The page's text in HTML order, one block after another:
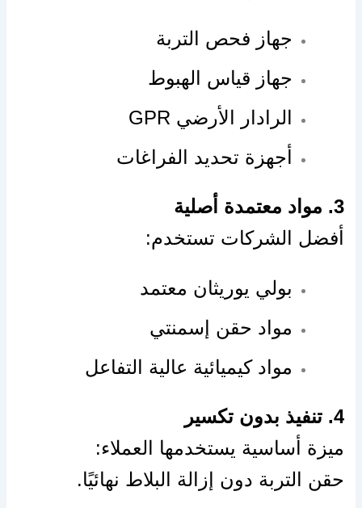
جهاز فحص التربة
جهاز قياس الهبوط
الرادار الأرضي GPR
أجهزة تحديد الفراغات
3. مواد معتمدة أصلية
أفضل الشركات تستخدم:
بولي يوريثان معتمد
مواد حقن إسمنتي
مواد كيميائية عالية التفاعل
4. تنفيذ بدون تكسير
ميزة أساسية يستخدمها العملاء:
حقن التربة دون إزالة البلاط نهائيًا.